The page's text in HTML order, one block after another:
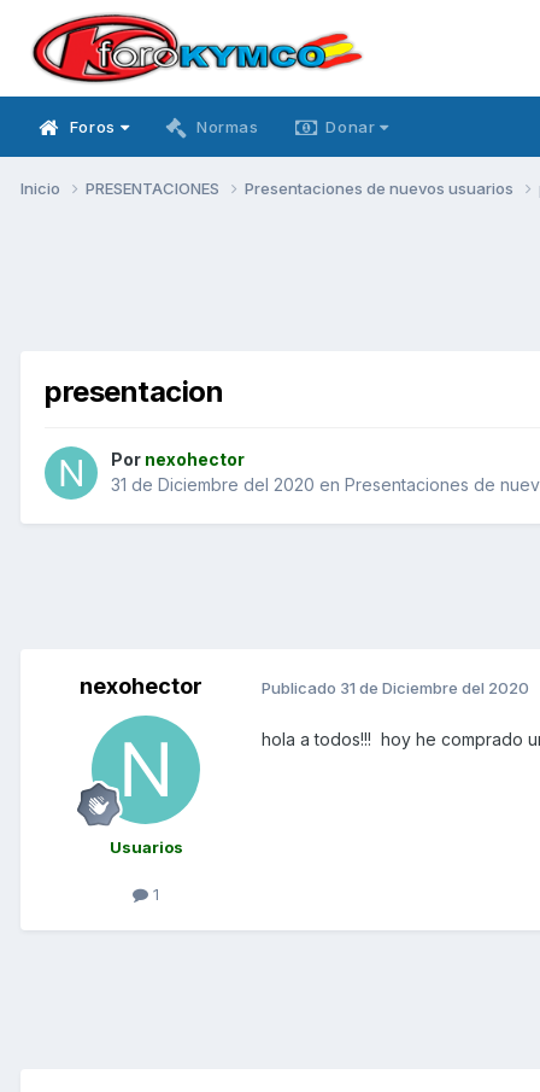
Foros Normas Donar
Inicio PRESENTACIONES Presentaciones de nuevos usuarios
presentacion
Por nexohector
31 de Diciembre del 2020 en Presentaciones de
nexohector
Usuarios
1
Publicado 31 de Diciembre del 2020
hola a todos!!! hoy he comprado